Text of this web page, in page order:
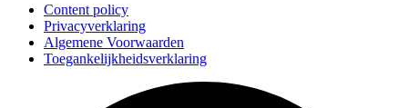
Content policy
Privacyverklaring
Algemene Voorwaarden
Toegankelijkheidsverklaring